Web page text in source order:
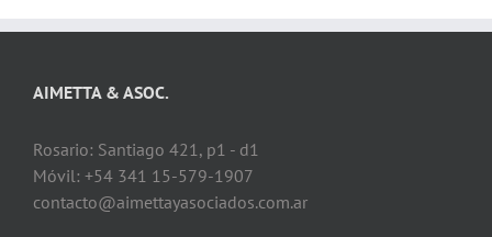
AIMETTA & ASOC.
Rosario: Santiago 421, p1 - d1
Móvil: +54 341 15-579-1907
contacto@aimettayasociados.com.ar